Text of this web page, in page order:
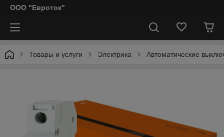
ООО "Евроток"
Товары и услуги Электрика Автоматические